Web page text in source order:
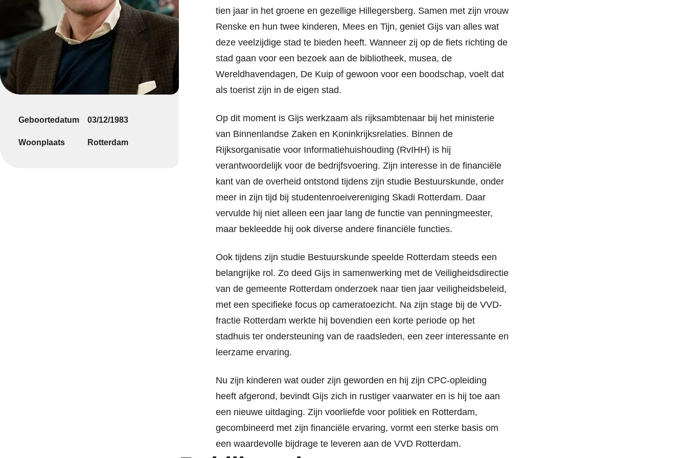
Geboortedatum 03/12/1983
Woonplaats Rotterdam
tien jaar in het groene en gezellige Hillegersberg. Samen met zijn vrouw
Renske en hun twee kinderen, Mees en Tijn, geniet Gijs van alles wat
deze veelzijdige stad te bieden heeft. Wanneer zij op de fiets richting de
stad gaan voor een bezoek aan de bibliotheek, musea, de
Wereldhavendagen, De Kuip of gewoon voor een boodschap, voelt dat
als toerist zijn in de eigen stad.
Op dit moment is Gijs werkzaam als rijksambtenaar bij het ministerie
van Binnenlandse Zaken en Koninkrijksrelaties. Binnen de
Rijksorganisatie voor Informatiehuishouding (RvIHH) is hij
verantwoordelijk voor de bedrijfsvoering. Zijn interesse in de financiële
kant van de overheid ontstond tijdens zijn studie Bestuurskunde, onder
meer in zijn tijd bij studentenroeivereniging Skadi Rotterdam. Daar
vervulde hij niet alleen een jaar lang de functie van penningmeester,
maar bekleedde hij ook diverse andere financiële functies.
Ook tijdens zijn studie Bestuurskunde speelde Rotterdam steeds een
belangrijke rol. Zo deed Gijs in samenwerking met de Veiligheidsdirectie
van de gemeente Rotterdam onderzoek naar tien jaar veiligheidsbeleid,
met een specifieke focus op cameratoezicht. Na zijn stage bij de VVD-
fractie Rotterdam werkte hij bovendien een korte periode op het
stadhuis ter ondersteuning van de raadsleden, een zeer interessante en
leerzame ervaring.
Nu zijn kinderen wat ouder zijn geworden en hij zijn CPC-opleiding
heeft afgerond, bevindt Gijs zich in rustiger vaarwater en is hij toe aan
een nieuwe uitdaging. Zijn voorliefde voor politiek en Rotterdam,
gecombineerd met zijn financiële ervaring, vormt een sterke basis om
een waardevolle bijdrage te leveren aan de VVD Rotterdam.